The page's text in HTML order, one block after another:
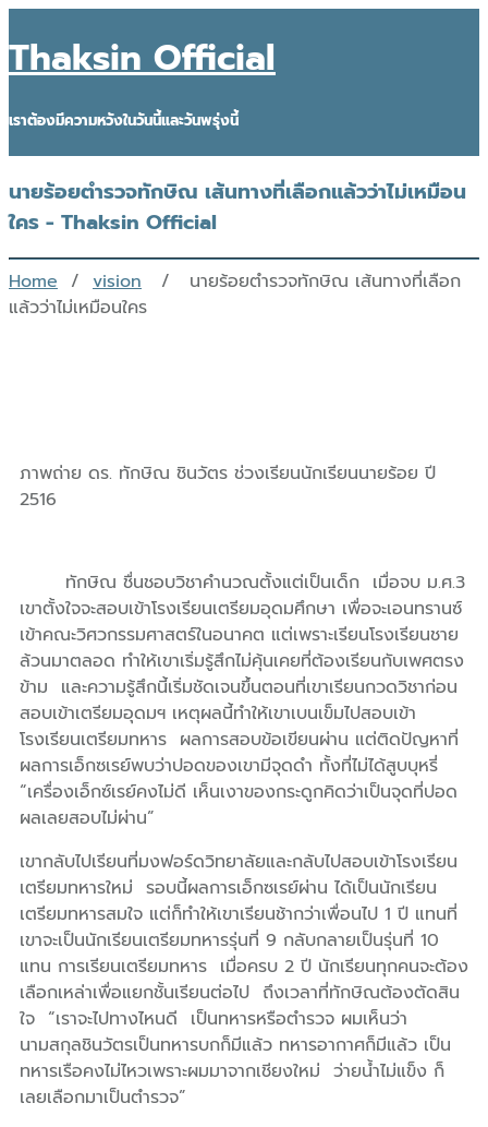
Thaksin Official
เราต้องมีความหวังในวันนี้และวันพรุ่งนี้
นายร้อยตำรวจทักษิณ เส้นทางที่เลือกแล้วว่าไม่เหมือน
ใคร - Thaksin Official
Home / vision / นายร้อยตำรวจทักษิณ เส้นทางที่เลือก
แล้วว่าไม่เหมือนใคร
ภาพถ่าย ดร. ทักษิณ ชินวัตร ช่วงเรียนนักเรียนนายร้อย ปี
2516
ทักษิณ ชื่นชอบวิชาคำนวณตั้งแต่เป็นเด็ก เมื่อจบ ม.ศ.3
เขาตั้งใจจะสอบเข้าโรงเรียนเตรียมอุดมศึกษา เพื่อจะเอนทรานซ์
เข้าคณะวิศวกรรมศาสตร์ในอนาคต แต่เพราะเรียนโรงเรียนชาย
ล้วนมาตลอด ทำให้เขาเริ่มรู้สึกไม่คุ้นเคยที่ต้องเรียนกับเพศตรง
ข้าม และความรู้สึกนี้เริ่มชัดเจนขึ้นตอนที่เขาเรียนกวดวิชาก่อน
สอบเข้าเตรียมอุดมฯ เหตุผลนี้ทำให้เขาเบนเข็มไปสอบเข้า
โรงเรียนเตรียมทหาร ผลการสอบข้อเขียนผ่าน แต่ติดปัญหาที่
ผลการเอ็กซเรย์พบว่าปอดของเขามีจุดดำ ทั้งที่ไม่ได้สูบบุหรี่
“เครื่องเอ็กซ์เรย์คงไม่ดี เห็นเงาของกระดูกคิดว่าเป็นจุดที่ปอด
ผลเลยสอบไม่ผ่าน”
เขากลับไปเรียนที่มงฟอร์ดวิทยาลัยและกลับไปสอบเข้าโรงเรียน
เตรียมทหารใหม่ รอบนี้ผลการเอ็กซเรย์ผ่าน ได้เป็นนักเรียน
เตรียมทหารสมใจ แต่ก็ทำให้เขาเรียนช้ากว่าเพื่อนไป 1 ปี แทนที่
เขาจะเป็นนักเรียนเตรียมทหารรุ่นที่ 9 กลับกลายเป็นรุ่นที่ 10
แทน การเรียนเตรียมทหาร เมื่อครบ 2 ปี นักเรียนทุกคนจะต้อง
เลือกเหล่าเพื่อแยกชั้นเรียนต่อไป ถึงเวลาที่ทักษิณต้องตัดสิน
ใจ “เราจะไปทางไหนดี เป็นทหารหรือตำรวจ ผมเห็นว่า
นามสกุลชินวัตรเป็นทหารบกก็มีแล้ว ทหารอากาศก็มีแล้ว เป็น
ทหารเรือคงไม่ไหวเพราะผมมาจากเชียงใหม่ ว่ายน้ำไม่แข็ง ก็
เลยเลือกมาเป็นตำรวจ”